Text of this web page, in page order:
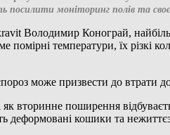
посилити моніторинг полів та
Володимир Конограй,
температури, їх різкі
може призвести до втрати
вторинне поширення
деформовані кошики та